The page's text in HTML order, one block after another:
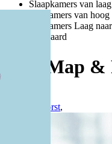
Slaapkamers van
Badkamers van
Badkamers Laag
Standaard
Half Map &
De Binckhorst,